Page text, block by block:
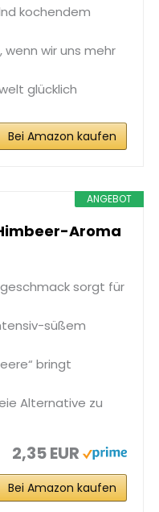
kochendem
wir uns mehr
glücklich
Bei Amazon kaufen
ANGEBOT
Aroma
sorgt für
süßem
bringt
Alternative zu
2,35 EUR
Bei Amazon kaufen